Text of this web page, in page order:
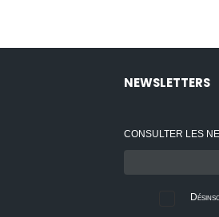
NEWSLETTERS
CONSULTER LES
: